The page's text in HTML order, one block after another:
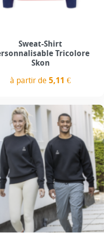
Sweat-Shirt
Tricolore
Skon
à partir de5,11 €